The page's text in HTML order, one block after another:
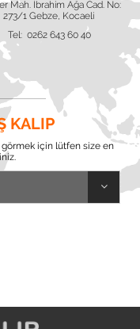
Mah. İbrahim Ağa Cad. No:
273/1 Gebze, Kocaeli
Tel: 0262 643 60 40
KALIP
için lütfen size en